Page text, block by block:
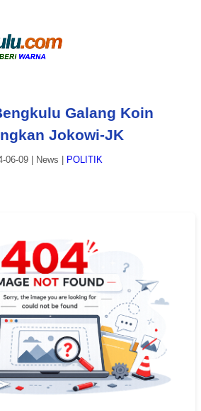
Galang Koin
Jokowi-JK
06-09| News POLITIK